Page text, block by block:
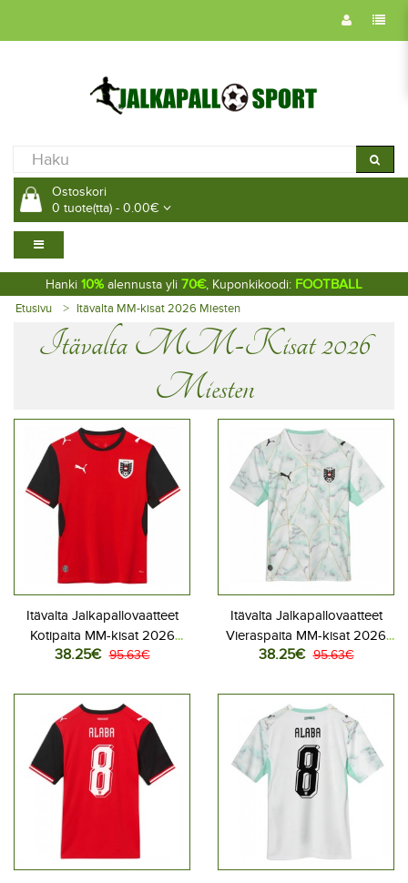
Ostoskori
0 tuote(tta) - 0.00€
Hanki 10% alennusta yli 70€, Kuponkikoodi: FOOTBALL
Etusivu Itävalta MM-kisat 2026 Miesten
Itävalta MM-Kisat 2026
Miesten
Itävalta Jalkapallovaatteet
Kotipaita MM-kisat 2026
Lyhythihainen
38.25€ 95.63€
Itävalta Jalkapallovaatteet
Vieraspaita MM-kisat 2026
Lyhythihainen
38.25€ 95.63€